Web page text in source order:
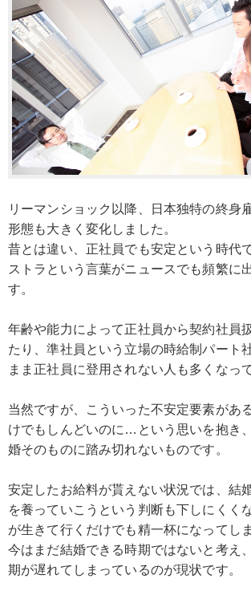
リーマンショック以降、日本独特の終身
形態も大きく変化しました。
昔とは違い、正社員でも安定という時代
ストラという言葉がニュースでも頻繁に
す。
年齢や能力によって正社員から契約社員
たり、準社員という立場の時給制パート
まま正社員に登用されない人も多くなっ
当然ですが、こういった不安定要素があ
けでもしんどいのに…という思いを抱き
婚そのものに踏み切れないものです。
安定したお給料が貰えない状況では、結
を養っていこうという判断も下しにくく
が生きて行くだけでも精一杯になってし
今はまだ結婚できる時期ではないと考え
期が遅れてしまっているのが現状です。